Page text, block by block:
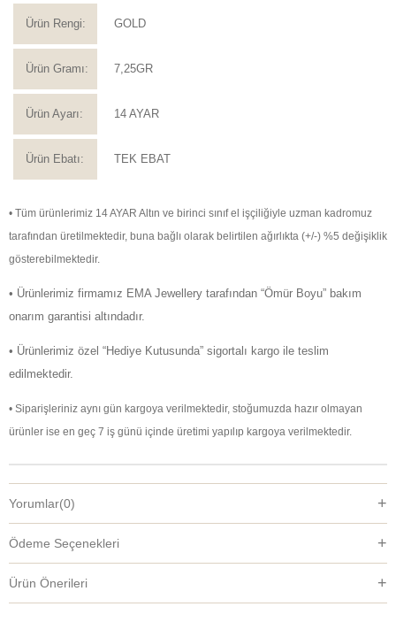
Ürün Rengi: GOLD
Ürün Gramı: 7,25GR
Ürün Ayarı: 14 AYAR
Ürün Ebatı: TEK EBAT
• Tüm ürünlerimiz 14 AYAR Altın ve birinci sınıf el işçiliğiyle uzman kadromuz
tarafından üretilmektedir, buna bağlı olarak belirtilen ağırlıkta (+/-) %5 değişiklik
gösterebilmektedir.
• Ürünlerimiz firmamız EMA Jewellery tarafından “Ömür Boyu” bakım
onarım garantisi altındadır.
• Ürünlerimiz özel “Hediye Kutusunda” sigortalı kargo ile teslim
edilmektedir.
• Siparişleriniz aynı gün kargoya verilmektedir, stoğumuzda hazır olmayan
ürünler ise en geç 7 iş günü içinde üretimi yapılıp kargoya verilmektedir.
Yorumlar(0)
Ödeme Seçenekleri
Ürün Önerileri